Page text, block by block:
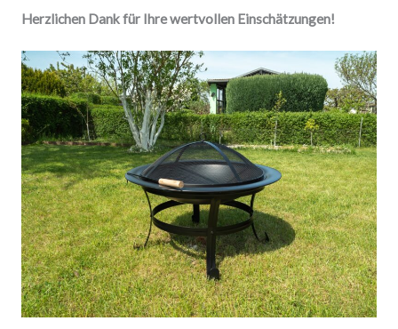
Herzlichen Dank für Ihre wertvollen Einschätzungen!